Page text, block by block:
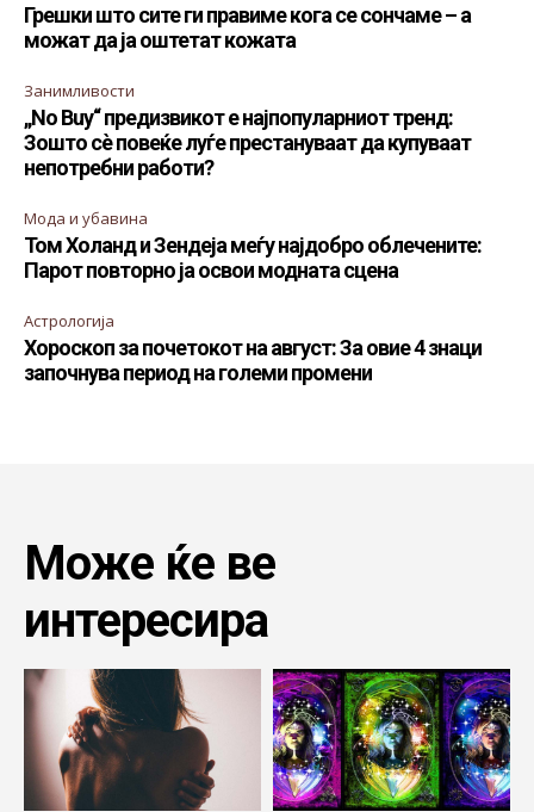
Грешки што сите ги правиме кога се сончаме – а
можат да ја оштетат кожата
Занимливости
„No Buy“ предизвикот е најпопуларниот тренд:
Зошто сè повеќе луѓе престануваат да купуваат
непотребни работи?
Мода и убавина
Том Холанд и Зендеја меѓу најдобро облечените:
Парот повторно ја освои модната сцена
Астрологија
Хороскоп за почетокот на август: За овие 4 знаци
започнува период на големи промени
Може ќе ве
интересира